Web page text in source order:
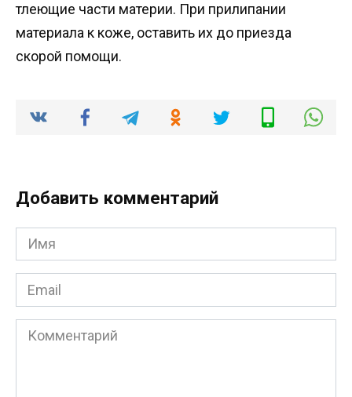
тлеющие части материи. При прилипании
материала к коже, оставить их до приезда
скорой помощи.
Добавить комментарий
Имя
*
Email
*
Комментарий